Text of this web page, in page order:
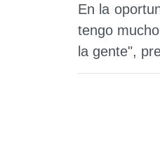
En la
tengo
la gente",